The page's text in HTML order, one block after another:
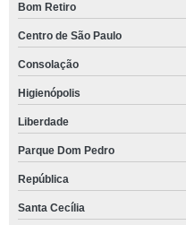
Bom Retiro
Centro de São Paulo
Consolação
Higienópolis
Liberdade
Parque Dom Pedro
República
Santa Cecília